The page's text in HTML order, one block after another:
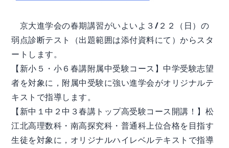
京大進学会の春期講習がいよいよ３/２２（日）の
弱点診断テスト（出題範囲は添付資料にて）からスタ
ートします。
【新小５・小６春講附属中受験コース】中学受験志望
者を対象に，附属中受験に強い進学会がオリジナルテ
キストで指導します。
【新中１中２中３春講トップ高受験コース開講！】松
江北高理数科・南高探究科・普通科上位合格を目指す
生徒を対象に，オリジナルハイレベルテキストで指導